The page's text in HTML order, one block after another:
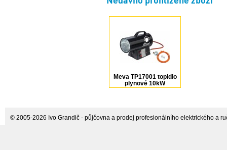
Meva TP17001 topidlo
plynové 10kW
© 2005-2026 Ivo Grandič - půjčovna a prodej profesionálního elektrického a